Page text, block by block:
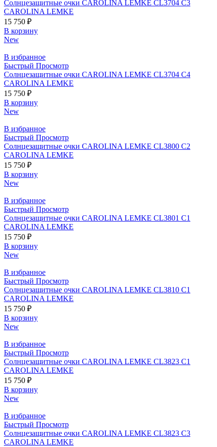
Солнцезащитные очки CAROLINA LEMKE CL3704 C3
CAROLINA LEMKE
15 750 ₽
В корзину
New
В избранное
Быстрый Просмотр
Солнцезащитные очки CAROLINA LEMKE CL3704 C4
CAROLINA LEMKE
15 750 ₽
В корзину
New
В избранное
Быстрый Просмотр
Солнцезащитные очки CAROLINA LEMKE CL3800 C2
CAROLINA LEMKE
15 750 ₽
В корзину
New
В избранное
Быстрый Просмотр
Солнцезащитные очки CAROLINA LEMKE CL3801 C1
CAROLINA LEMKE
15 750 ₽
В корзину
New
В избранное
Быстрый Просмотр
Солнцезащитные очки CAROLINA LEMKE CL3810 C1
CAROLINA LEMKE
15 750 ₽
В корзину
New
В избранное
Быстрый Просмотр
Солнцезащитные очки CAROLINA LEMKE CL3823 C1
CAROLINA LEMKE
15 750 ₽
В корзину
New
В избранное
Быстрый Просмотр
Солнцезащитные очки CAROLINA LEMKE CL3823 C3
CAROLINA LEMKE